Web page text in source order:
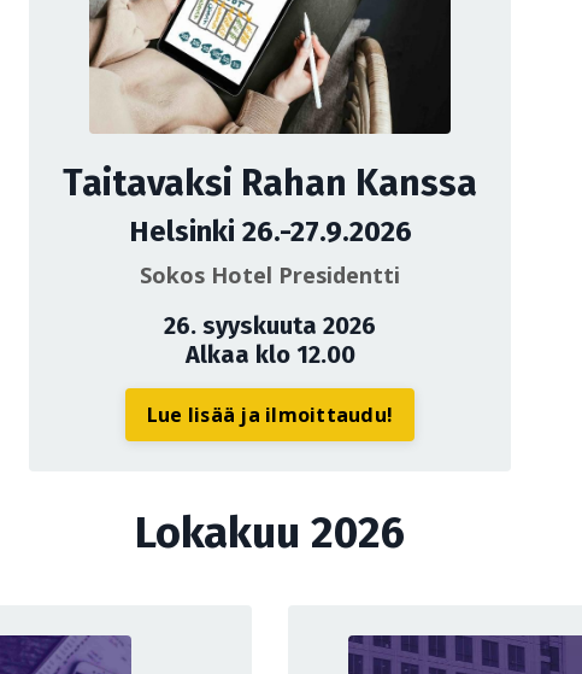
Taitavaksi Rahan Kanssa
Helsinki 26.-27.9.2026
Sokos Hotel Presidentti
26. syyskuuta 2026
Alkaa klo 12.00
Lue lisää ja ilmoittaudu!
Lokakuu 2026